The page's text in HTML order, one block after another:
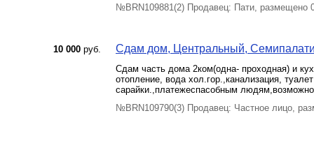
№BRN109881(2) Продавец: Пати, размещено
10 000 руб. Сдам дом, Центральный,
Сдам часть дома 2ком(одна- проходная) и
отопление, вода хол.гор.,канализация,
сарайки.,платежеспасобным
№BRN109790(3) Продавец: Частное лицо,